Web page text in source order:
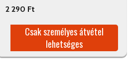
2 290 Ft
Csak személyes átvétel
lehetséges